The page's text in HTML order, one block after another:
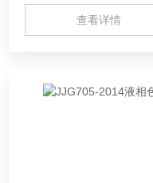
准溶液的总不确定度均小
查看详情